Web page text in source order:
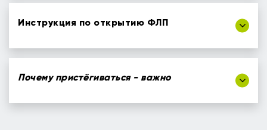
Инструкция по открытию ФЛП
Почему пристёгиваться - важно